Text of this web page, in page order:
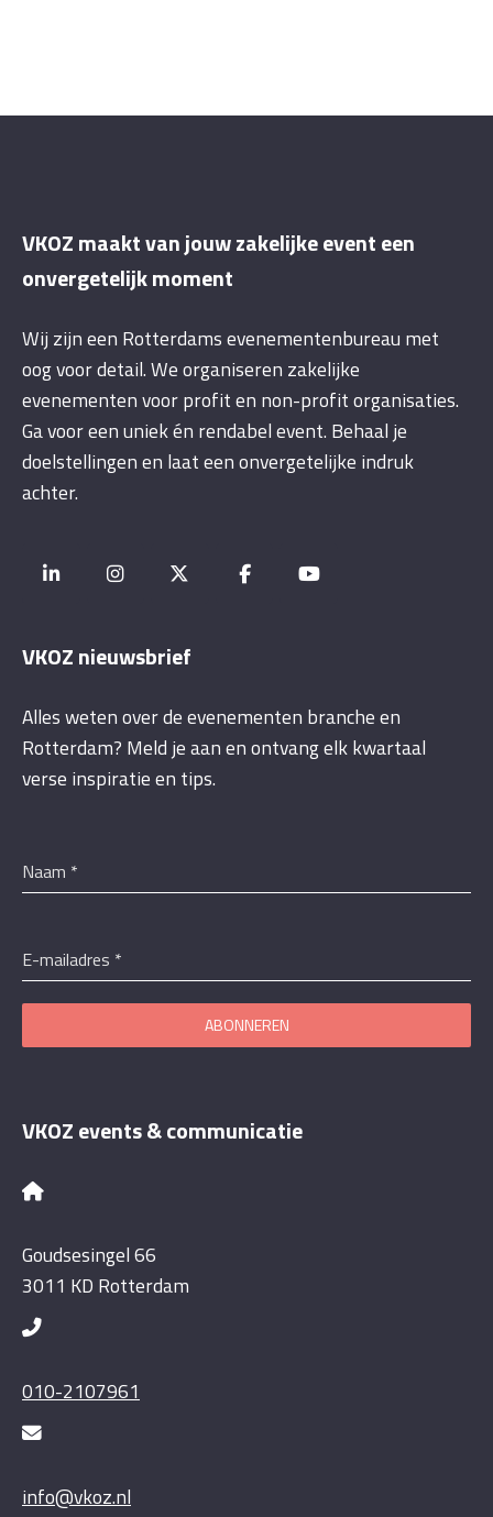
VKOZ maakt van jouw zakelijke event een
onvergetelijk moment
Wij zijn een Rotterdams evenementenbureau met
oog voor detail. We organiseren zakelijke
evenementen voor profit en non-profit organisaties.
Ga voor een uniek én rendabel event. Behaal je
doelstellingen en laat een onvergetelijke indruk
achter.
VKOZ nieuwsbrief
Alles weten over de evenementen branche en
Rotterdam? Meld je aan en ontvang elk kwartaal
verse inspiratie en tips.
Naam *
E-mailadres *
ABONNEREN
VKOZ events & communicatie
Goudsesingel 66
3011 KD Rotterdam
010-2107961
info@vkoz.nl